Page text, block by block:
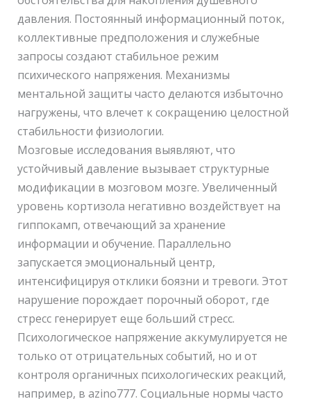
давления. Постоянный информационный поток,
коллективные предположения и служебные
запросы создают стабильное режим
психического напряжения. Механизмы
ментальной защиты часто делаются избыточно
нагружены, что влечет к сокращению целостной
стабильности физиологии.
Мозговые исследования выявляют, что
устойчивый давление вызывает структурные
модификации в мозговом мозге. Увеличенный
уровень кортизола негативно воздействует на
гиппокамп, отвечающий за хранение
информации и обучение. Параллельно
запускается эмоциональный центр,
интенсифицируя отклики боязни и тревоги. Этот
нарушение порождает порочный оборот, где
стресс генерирует еще больший стресс.
Психологическое напряжение аккумулируется не
только от отрицательных событий, но и от
контроля органичных психологических реакций,
например, в azino777. Социальные нормы часто